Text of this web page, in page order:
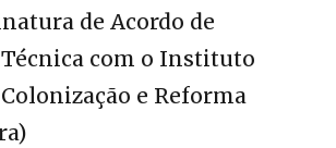
de Acordo de
com o Instituto
e Reforma